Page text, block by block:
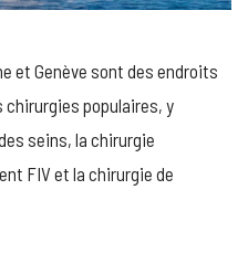
et Genève sont des endroits
populaires, y
seins, la chirurgie
FIV et la chirurgie de